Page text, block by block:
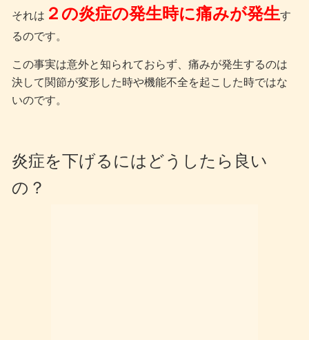
それは ２の炎症の発生時に痛みが発生す
るのです。
この事実は意外と知られておらず、痛みが発生するのは
決して関節が変形した時や機能不全を起こした時ではな
いのです。
炎症を下げるにはどうしたら良い
の？